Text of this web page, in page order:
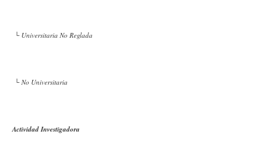
└ Universitaria No Reglada
└ No Universitaria
Actividad Investigadora